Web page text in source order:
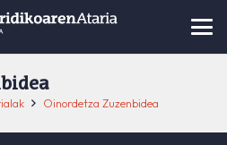
Oinordetza Zuzenbidea